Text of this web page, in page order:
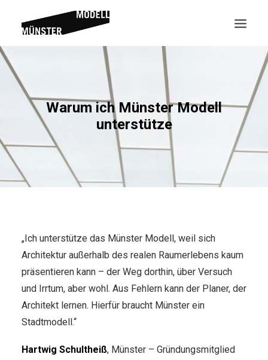
Warum ich Münster Modell
unterstütze
„Ich unterstütze das Münster Modell, weil sich
Architektur außerhalb des realen Raumerlebens kaum
präsentieren kann – der Weg dorthin, über Versuch
und Irrtum, aber wohl. Aus Fehlern kann der Planer, der
Architekt lernen. Hierfür braucht Münster ein
Stadtmodell.“
Hartwig Schultheiß, Münster – Gründungsmitglied